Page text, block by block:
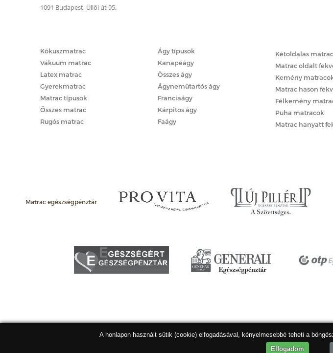
1091 Budapest, Üllői út 95.
Kókuszmatrac
Vákuum matrac
Latex matrac
Gyerekmatrac
Matrac típusok
Összes matrac
Rugós matrac
Ágy típusok
Kanapéágy
Összes ágy
Ágyneműtartós ágy
Franciaágy
Kárpitos ágy
Faágy
Kétoldalas
Matrac oldalt
Kemény
Matrac hason
Félkemény
Puha matracok
Matrac hanyatt
Matrac egészségpénztár
A honlapon használt sütik (cookie) elfogadásával, kényelmesebbé teheti a
Elfogadom